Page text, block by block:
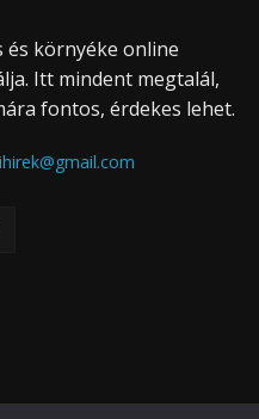
és környéke online
Itt mindent megtalál,
fontos, érdekes lehet.